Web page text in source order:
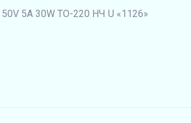
5A 30W TO-220 НЧ U «1126»